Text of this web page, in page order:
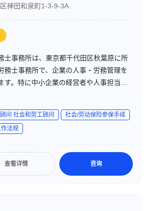
神田和泉町1-3-9-3A
士事務所は、東京都千代田区秋葉原に所
務士事務所で、企業の人事・労務管理を
す。特に中小企業の経営者や人事担当者
とし、労務に関する各種手続きや相談に
顾问 社会和劳工顾问
社会/劳动保险参保手续
法规
查看详情 咨询